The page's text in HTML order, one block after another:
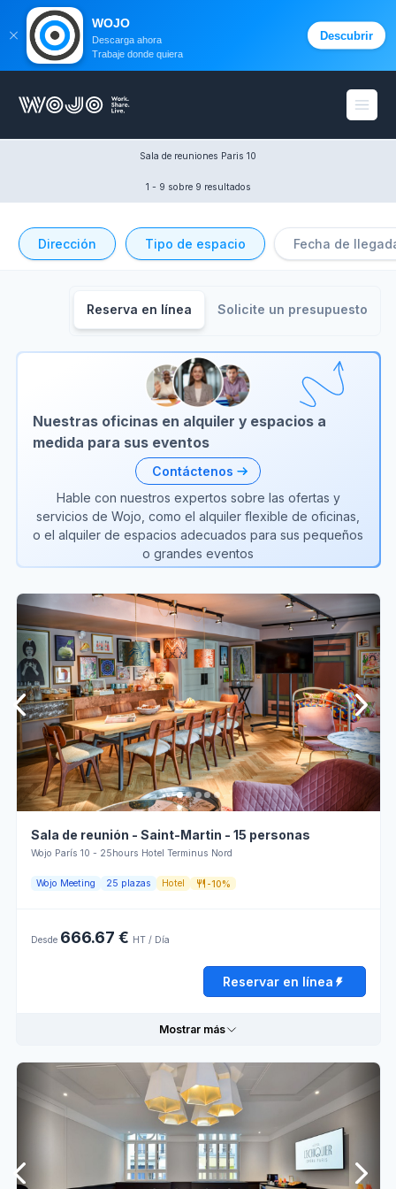
WOJO
Sala de reuniones Paris 10
1 - 9 sobre 9 resultados
Dirección Tipo de espacio Fecha de
Reserva en línea Solicite un presupuesto
Nuestras oficinas en alquiler y espacios a
medida para sus eventos
Contáctenos
Hable con nuestros expertos sobre las ofertas y
servicios de Wojo, como el alquiler flexible de oficinas,
o el alquiler de espacios adecuados para sus pequeños
o grandes eventos
Sala de reunión - Saint-Martin - 15 personas
Wojo París 10 - 25hours Hotel Terminus Nord
Wojo Meeting 25 plazas Hotel -10%
Desde 666.67 € HT / Día
Reservar en línea
Mostrar más
Informaciones prácticas
Ambiente
para la
colaboración
WOJO
Descarga ahora
Trabaje donde quiera
Descubrir